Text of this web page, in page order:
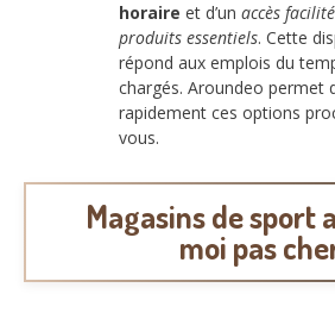
horaire et d’un accès
produits essentiels. Cette
répond aux emplois du
chargés. Aroundeo permet
rapidement ces options
vous.
Magasins de sport
moi pas